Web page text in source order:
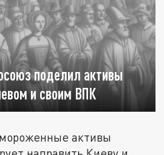
поделил активы
и своим ВПК
активы